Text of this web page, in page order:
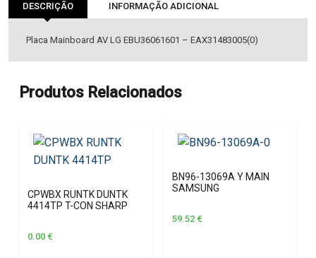
DESCRIÇÃO INFORMAÇÃO ADICIONAL
Placa Mainboard AV LG EBU36061601 – EAX31483005(0)
Produtos Relacionados
CPWBX RUNTK DUNTK
4414TP T-CON SHARP
0.00 €
BN96-13069A Y MAIN
SAMSUNG
59.52 €